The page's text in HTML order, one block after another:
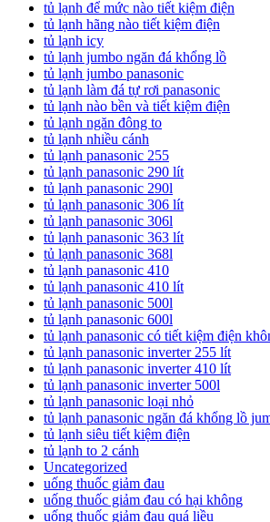
tủ lạnh để mức nào tiết kiệm điện
tủ lạnh hãng nào tiết kiệm điện
tủ lạnh icy
tủ lạnh jumbo ngăn đá khổng lồ
tủ lạnh jumbo panasonic
tủ lạnh làm đá tự rơi panasonic
tủ lạnh nào bền và tiết kiệm điện
tủ lạnh ngăn đông to
tủ lạnh nhiều cánh
tủ lạnh panasonic 255
tủ lạnh panasonic 290 lít
tủ lạnh panasonic 290l
tủ lạnh panasonic 306 lít
tủ lạnh panasonic 306l
tủ lạnh panasonic 363 lít
tủ lạnh panasonic 368l
tủ lạnh panasonic 410
tủ lạnh panasonic 410 lít
tủ lạnh panasonic 500l
tủ lạnh panasonic 600l
tủ lạnh panasonic có tiết kiệm điện
tủ lạnh panasonic inverter 255 lít
tủ lạnh panasonic inverter 410 lít
tủ lạnh panasonic inverter 500l
tủ lạnh panasonic loại nhỏ
tủ lạnh panasonic ngăn đá khổng lồ
tủ lạnh siêu tiết kiệm điện
tủ lạnh to 2 cánh
Uncategorized
uống thuốc giảm đau
uống thuốc giảm đau có hại không
uống thuốc giảm đau quá liều